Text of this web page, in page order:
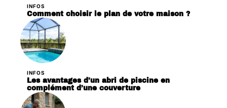
INFOS
Comment choisir le plan de votre maison ?
INFOS
Les avantages d’un abri de piscine en
complément d’une couverture